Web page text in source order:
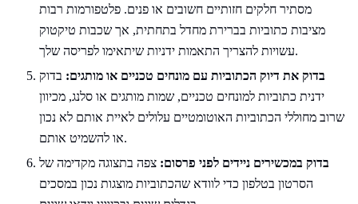
מסתיר חלקים חזותיים חשובים או פנים. פלטפורמות רבות
מציבות כתוביות בברירת מחדל בתחתית, אך שכבות טיקטוק
עשויות להצריך התאמות ידניות שיתאימו לפריסה שלך.
בדוק את דיוק הכתוביות עם מונחים טכניים או מותגים: בדוק
ידנית כתוביות למונחים טכניים, שמות מותגים או סלנג, מכיוון
שרוב מחוללי הכתוביות האוטומטיים עלולים לאיית אותם לא נכון
או להשמיט אותם.
בדוק במכשירים ניידים לפני פרסום: צפה בתצוגה מקדימה של
הסרטון בטלפון כדי לוודא שהכתוביות מוצגות נכון במסכים